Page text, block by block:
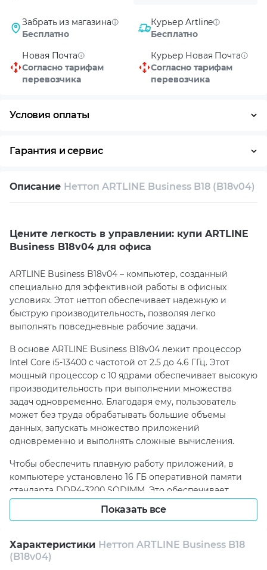
Забрать из магазина
Бесплатно
Курьер Artline
Бесплатно
Новая Почта
Согласно тарифам
перевозчика
Курьер Новая Почта
Согласно тарифам
перевозчика
Условия оплаты
Гарантия и сервис
Возврат и обмен в течение 14 дней
Техническая поддержка Консультация
Описание Неттоп ARTLINE Business B18 (B18v04)
Цените легкость в управлении: купи ARTLINE
Business B18v04 для офиса
ARTLINE Business B18v04 – компьютер, созданный
специально для эффективной работы в офисных
условиях. Этот неттоп обеспечивает надежную и
быструю производительность, позволяя легко
выполнять повседневные рабочие задачи.
В основе АRTLINE Business B18v04 лежит процессор
Intel Core i5-13400 с частотой от 2.5 до 4.6 ГГц. Этот
мощный процессор с 10 ядрами обеспечивает высокую
производительность при выполнении множества
задач одновременно. Благодаря ему, пользователь
может без труда обрабатывать большие объемы
данных, запускать множество приложений
одновременно и выполнять сложные вычисления.
Чтобы обеспечить плавную работу приложений, в
компьютере установлено 16 ГБ оперативной памяти
стандарта DDR4-3200 SODIMM. Это обеспечивает
достаточный объем памяти для работы с большими
файлами и многозадачности без замедлений.
АRTLINE Business B18v04 оснащен быстрым и
надежным накопителем – 480 ГБ M.2 NVMe SSD.
Благодаря SSD пользователь может быстро загружать
Показать все
Характеристики Неттоп ARTLINE Business B18
(B18v04)